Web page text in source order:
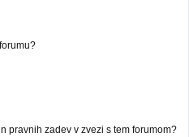
pravnih zadev v zvezi s tem forumom?